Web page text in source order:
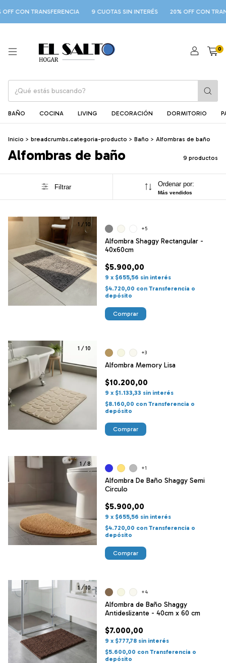
CON TRANSFERENCIA 9 CUOTAS SIN INTERÉS 20% OFF CON
0
BAÑO COCINA LIVING DECORACIÓN DORMITORIO
Inicio > breadcrumbs.categoria-producto > Baño > Alfombras de baño
Alfombras de baño 9 productos
Filtrar Ordenar por:
Más vendidos
1 / 10
Alfombra Shaggy Rectangular -
40x60cm
$5.900,00
9 x $655,56 sin interés
$4.720,00 con Transferencia o
depósito
+5
Comprar
1 /10
Alfombra Memory Lisa
$10.200,00
9 x $1.133,33 sin interés
$8.160,00 con Transferencia o
depósito
+3
Comprar
1 / 8
Alfombra De Baño Shaggy Semi
Circulo
$5.900,00
9 x $655,56 sin interés
$4.720,00 con Transferencia o
depósito
+1
Comprar
1/10
Alfombra de Baño Shaggy
Antideslizante - 40cm x 60 cm
$7.000,00
9 x $777,78 sin interés
$5.600,00 con Transferencia o
depósito
+4